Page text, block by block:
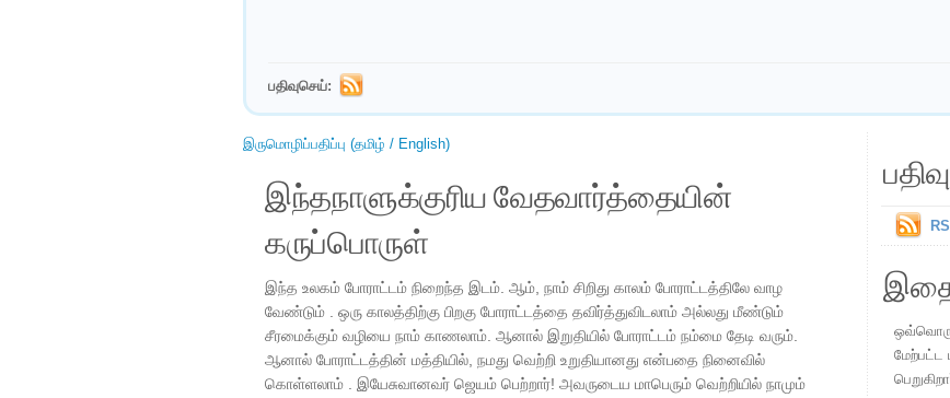
பதிவுசெய்:
இருமொழிப்பதிப்பு (தமிழ் / English)
இந்தநாளுக்குரிய வேதவார்த்தையின்
கருப்பொருள்
இந்த உலகம் போராட்டம் நிறைந்த இடம். ஆம், நாம் சிறிது காலம் போராட்டத்திலே வாழ
வேண்டும் . ஒரு காலத்திற்கு பிறகு போராட்டத்தை தவிர்த்துவிடலாம் அல்லது மீண்டும்
சீரமைக்கும் வழியை நாம் காணலாம். ஆனால் இறுதியில் போராட்டம் நம்மை தேடி வரும்.
ஆனால் போராட்டத்தின் மத்தியில், நமது வெற்றி உறுதியானது என்பதை நினைவில்
கொள்ளலாம் . இயேசுவானவர் ஜெயம் பெற்றார்! அவருடைய மாபெரும் வெற்றியில் நாமும்
ஒவ்வொரு
மேற்பட்ட